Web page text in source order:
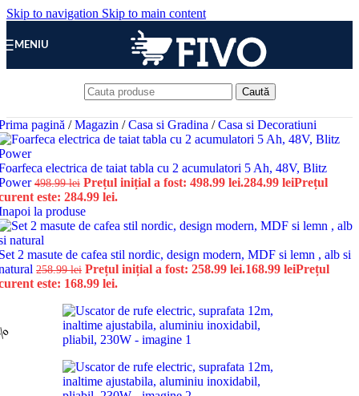
Skip to navigation Skip to main content
MENIU
Caută
pagină / Magazin / Casa si Gradina / Casa si Decoratiuni
electrica de taiat tabla cu 2 acumulatori 5 Ah, 48V, Blitz
498.99lei Prețul inițial a fost: 498.99 lei.284.99 leiPrețul
este: 284.99 lei.
la produse
2 masute de cafea stil nordic, design modern, MDF si lemn , alb si
258.99lei Prețul inițial a fost: 258.99 lei.168.99 leiPrețul
este: 168.99 lei.